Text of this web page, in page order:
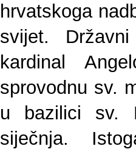
hrvatskoga
svijet.
kardinal
sprovodnu sv.
u bazilici sv.
siječnja.